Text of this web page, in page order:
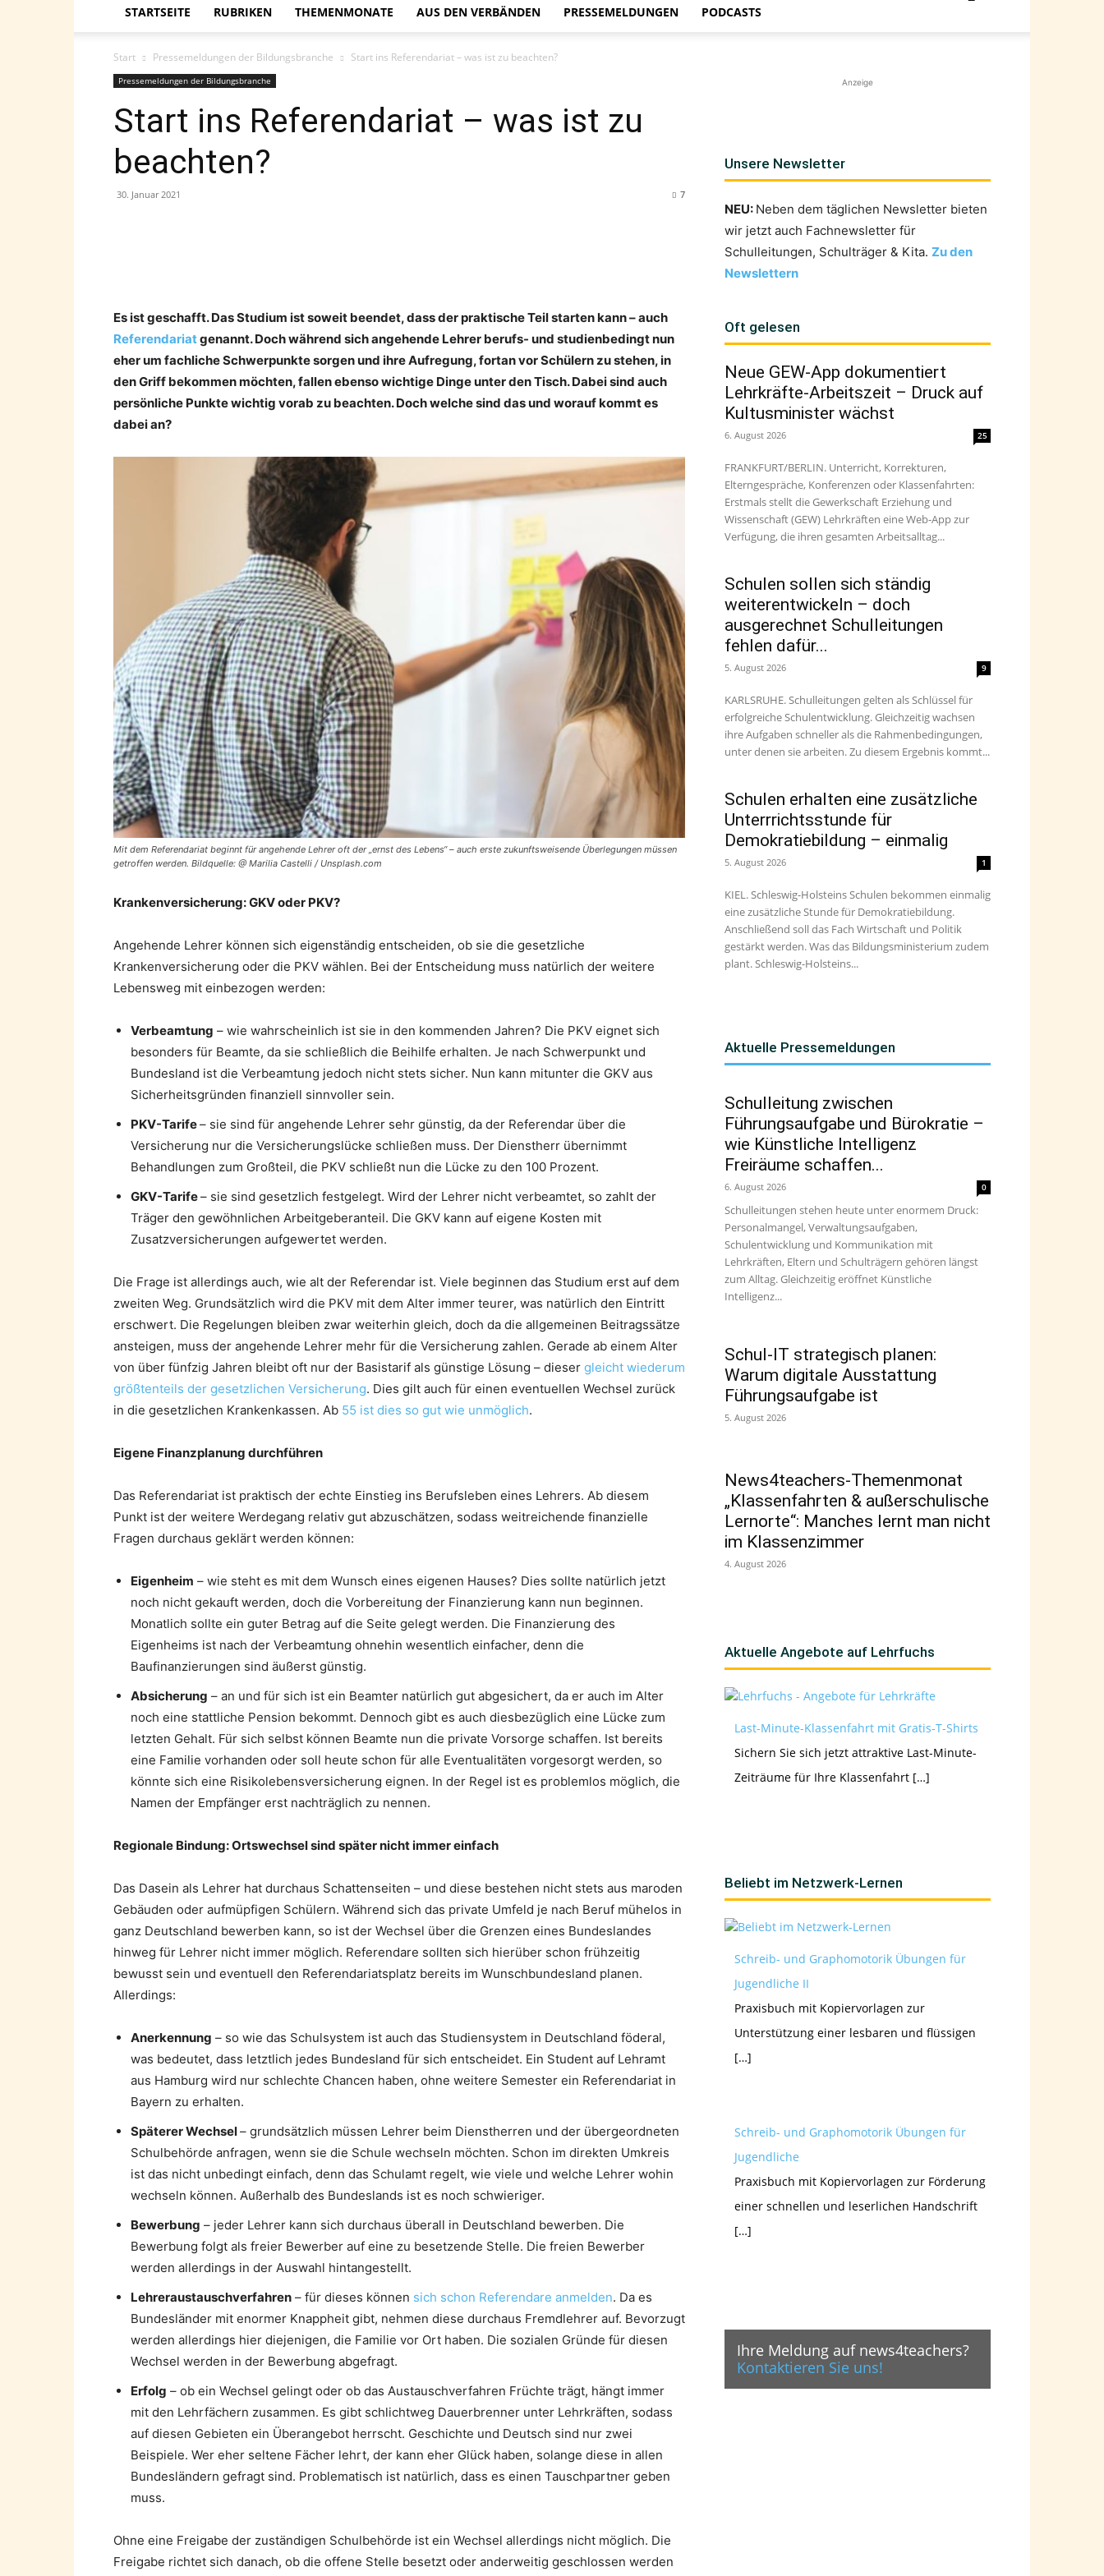
STARTSEITE RUBRIKEN THEMENMONATE AUS DEN VERBÄNDEN PRESSEMELDUNGEN PODCASTS
Start Pressemeldungen der Bildungsbranche Start ins Referendariat – was ist zu beachten?
Pressemeldungen der Bildungsbranche
Start ins Referendariat – was ist zu
beachten?
30. Januar 2021 7
Es ist geschafft. Das Studium ist soweit beendet, dass der praktische Teil starten kann – auch
Referendariatgenannt. Doch während sich angehende Lehrer berufs- und studienbedingt nun
eher um fachliche Schwerpunkte sorgen und ihre Aufregung, fortan vor Schülern zu stehen, in
den Griff bekommen möchten, fallen ebenso wichtige Dinge unter den Tisch. Dabei sind auch
persönliche Punkte wichtig vorab zu beachten. Doch welche sind das und worauf kommt es
dabei an?
Mit dem Referendariat beginnt für angehende Lehrer oft der „ernst des Lebens“ – auch erste zukunftsweisende Überlegungen müssen
getroffen werden. Bildquelle: @ Marilia Castelli / Unsplash.com
Krankenversicherung: GKV oder PKV?
Angehende Lehrer können sich eigenständig entscheiden, ob sie die gesetzliche
Krankenversicherung oder die PKV wählen. Bei der Entscheidung muss natürlich der weitere
Lebensweg mit einbezogen werden:
Verbeamtung – wie wahrscheinlich ist sie in den kommenden Jahren? Die PKV eignet sich
besonders für Beamte, da sie schließlich die Beihilfe erhalten. Je nach Schwerpunkt und
Bundesland ist die Verbeamtung jedoch nicht stets sicher. Nun kann mitunter die GKV aus
Sicherheitsgründen finanziell sinnvoller sein.
PKV-Tarife– sie sind für angehende Lehrer sehr günstig, da der Referendar über die
Versicherung nur die Versicherungslücke schließen muss. Der Dienstherr übernimmt
Behandlungen zum Großteil, die PKV schließt nun die Lücke zu den 100 Prozent.
GKV-Tarife– sie sind gesetzlich festgelegt. Wird der Lehrer nicht verbeamtet, so zahlt der
Träger den gewöhnlichen Arbeitgeberanteil. Die GKV kann auf eigene Kosten mit
Zusatzversicherungen aufgewertet werden.
Die Frage ist allerdings auch, wie alt der Referendar ist. Viele beginnen das Studium erst auf dem
zweiten Weg. Grundsätzlich wird die PKV mit dem Alter immer teurer, was natürlich den Eintritt
erschwert. Die Regelungen bleiben zwar weiterhin gleich, doch da die allgemeinen Beitragssätze
ansteigen, muss der angehende Lehrer mehr für die Versicherung zahlen. Gerade ab einem Alter
von über fünfzig Jahren bleibt oft nur der Basistarif als günstige Lösung – dieser gleicht wiederum
größtenteils der gesetzlichen Versicherung. Dies gilt auch für einen eventuellen Wechsel zurück
in die gesetzlichen Krankenkassen. Ab 55 ist dies so gut wie unmöglich.
Eigene Finanzplanung durchführen
Das Referendariat ist praktisch der echte Einstieg ins Berufsleben eines Lehrers. Ab diesem
Punkt ist der weitere Werdegang relativ gut abzuschätzen, sodass weitreichende finanzielle
Fragen durchaus geklärt werden können:
Eigenheim – wie steht es mit dem Wunsch eines eigenen Hauses? Dies sollte natürlich jetzt
noch nicht gekauft werden, doch die Vorbereitung der Finanzierung kann nun beginnen.
Monatlich sollte ein guter Betrag auf die Seite gelegt werden. Die Finanzierung des
Eigenheims ist nach der Verbeamtung ohnehin wesentlich einfacher, denn die
Baufinanzierungen sind äußerst günstig.
Absicherung – an und für sich ist ein Beamter natürlich gut abgesichert, da er auch im Alter
noch eine stattliche Pension bekommt. Dennoch gibt es auch diesbezüglich eine Lücke zum
letzten Gehalt. Für sich selbst können Beamte nun die private Vorsorge schaffen. Ist bereits
eine Familie vorhanden oder soll heute schon für alle Eventualitäten vorgesorgt werden, so
könnte sich eine Risikolebensversicherung eignen. In der Regel ist es problemlos möglich, die
Namen der Empfänger erst nachträglich zu nennen.
Regionale Bindung: Ortswechsel sind später nicht immer einfach
Das Dasein als Lehrer hat durchaus Schattenseiten – und diese bestehen nicht stets aus maroden
Gebäuden oder aufmüpfigen Schülern. Während sich das private Umfeld je nach Beruf mühelos in
ganz Deutschland bewerben kann, so ist der Wechsel über die Grenzen eines Bundeslandes
hinweg für Lehrer nicht immer möglich. Referendare sollten sich hierüber schon frühzeitig
bewusst sein und eventuell den Referendariatsplatz bereits im Wunschbundesland planen.
Allerdings:
Anerkennung – so wie das Schulsystem ist auch das Studiensystem in Deutschland föderal,
was bedeutet, dass letztlich jedes Bundesland für sich entscheidet. Ein Student auf Lehramt
aus Hamburg wird nur schlechte Chancen haben, ohne weitere Semester ein Referendariat in
Bayern zu erhalten.
Späterer Wechsel– grundsätzlich müssen Lehrer beim Dienstherren und der übergeordneten
Schulbehörde anfragen, wenn sie die Schule wechseln möchten. Schon im direkten Umkreis
ist das nicht unbedingt einfach, denn das Schulamt regelt, wie viele und welche Lehrer wohin
wechseln können. Außerhalb des Bundeslands ist es noch schwieriger.
Bewerbung – jeder Lehrer kann sich durchaus überall in Deutschland bewerben. Die
Bewerbung folgt als freier Bewerber auf eine zu besetzende Stelle. Die freien Bewerber
werden allerdings in der Auswahl hintangestellt.
Lehreraustauschverfahren – für dieses können sich schon Referendare anmelden. Da es
Bundesländer mit enormer Knappheit gibt, nehmen diese durchaus Fremdlehrer auf. Bevorzugt
werden allerdings hier diejenigen, die Familie vor Ort haben. Die sozialen Gründe für diesen
Wechsel werden in der Bewerbung abgefragt.
Erfolg – ob ein Wechsel gelingt oder ob das Austauschverfahren Früchte trägt, hängt immer
mit den Lehrfächern zusammen. Es gibt schlichtweg Dauerbrenner unter Lehrkräften, sodass
auf diesen Gebieten ein Überangebot herrscht. Geschichte und Deutsch sind nur zwei
Beispiele. Wer eher seltene Fächer lehrt, der kann eher Glück haben, solange diese in allen
Bundesländern gefragt sind. Problematisch ist natürlich, dass es einen Tauschpartner geben
muss.
Ohne eine Freigabe der zuständigen Schulbehörde ist ein Wechsel allerdings nicht möglich. Die
Freigabe richtet sich danach, ob die offene Stelle besetzt oder anderweitig geschlossen werden
Anzeige
Unsere Newsletter
NEU: Neben dem täglichen Newsletter bieten
wir jetzt auch Fachnewsletter für
Schulleitungen, Schulträger & Kita. Zu den
Newslettern
Oft gelesen
Neue GEW-App dokumentiert
Lehrkräfte-Arbeitszeit – Druck auf
Kultusminister wächst
6. August 2026 25
FRANKFURT/BERLIN. Unterricht, Korrekturen,
Elterngespräche, Konferenzen oder Klassenfahrten:
Erstmals stellt die Gewerkschaft Erziehung und
Wissenschaft (GEW) Lehrkräften eine Web-App zur
Verfügung, die ihren gesamten Arbeitsalltag...
Schulen sollen sich ständig
weiterentwickeln – doch
ausgerechnet Schulleitungen
fehlen dafür...
5. August 2026 9
KARLSRUHE. Schulleitungen gelten als Schlüssel für
erfolgreiche Schulentwicklung. Gleichzeitig wachsen
ihre Aufgaben schneller als die Rahmenbedingungen,
unter denen sie arbeiten. Zu diesem Ergebnis kommt...
Schulen erhalten eine zusätzliche
Unterrrichtsstunde für
Demokratiebildung – einmalig
5. August 2026 1
KIEL. Schleswig-Holsteins Schulen bekommen einmalig
eine zusätzliche Stunde für Demokratiebildung.
Anschließend soll das Fach Wirtschaft und Politik
gestärkt werden. Was das Bildungsministerium zudem
plant. Schleswig-Holsteins...
Aktuelle Pressemeldungen
Schulleitung zwischen
Führungsaufgabe und Bürokratie –
wie Künstliche Intelligenz
Freiräume schaffen...
6. August 2026 0
Schulleitungen stehen heute unter enormem Druck:
Personalmangel, Verwaltungsaufgaben,
Schulentwicklung und Kommunikation mit
Lehrkräften, Eltern und Schulträgern gehören längst
zum Alltag. Gleichzeitig eröffnet Künstliche
Intelligenz...
Schul-IT strategisch planen:
Warum digitale Ausstattung
Führungsaufgabe ist
5. August 2026
News4teachers-Themenmonat
„Klassenfahrten & außerschulische
Lernorte“: Manches lernt man nicht
im Klassenzimmer
4. August 2026
Aktuelle Angebote auf Lehrfuchs
Last-Minute-Klassenfahrt mit Gratis-T-Shirts
Sichern Sie sich jetzt attraktive Last-Minute-
Zeiträume für Ihre Klassenfahrt […]
Beliebt im Netzwerk-Lernen
Schreib- und Graphomotorik Übungen für
Jugendliche II
Praxisbuch mit Kopiervorlagen zur
Unterstützung einer lesbaren und flüssigen
[…]
Schreib- und Graphomotorik Übungen für
Jugendliche
Praxisbuch mit Kopiervorlagen zur Förderung
einer schnellen und leserlichen Handschrift
[…]
Ihre Meldung auf news4teachers?
Kontaktieren Sie uns!